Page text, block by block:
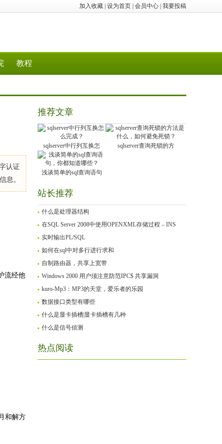
加入收藏 设为首页 会员中心 我要投稿
教程
认证
息。
流经他
和解方
推荐文章
sqlserver中行列互换怎 sqlserver查询死锁的方
浅谈简单的sql查询语句
站长推荐
什么是处理器结构
在SQL Server 2008中使用OPENXML存储过程 – INS
实时输出PL/SQL
如何在sql中对多行进行求和
自制路由器，共享上宽带
Windows 2000 用户须注意防范IPC$ 共享漏洞
kuro-Mp3：MP3的天堂，爱乐者的乐园
数据接口类型有哪些
什么是显卡插槽|显卡插槽有几种
什么是信号侦测
热点阅读